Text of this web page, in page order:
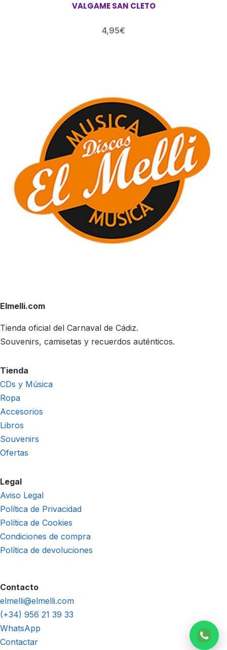
VALGAME SAN CLETO
4,95€
Elmelli.com
Tienda oficial del Carnaval de Cádiz.
Souvenirs, camisetas y recuerdos auténticos.
Tienda
CDs y Música
Ropa
Accesorios
Libros
Souvenirs
Ofertas
Legal
Aviso Legal
Política de Privacidad
Política de Cookies
Condiciones de compra
Política de devoluciones
Contacto
elmelli@elmelli.com
(+34) 956 21 39 33
WhatsApp
Contactar